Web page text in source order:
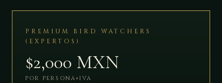
PREMIUM BIRD WATCHERS
(EXPERTOS)
$2,000 MXN
POR PERSONA+IVA